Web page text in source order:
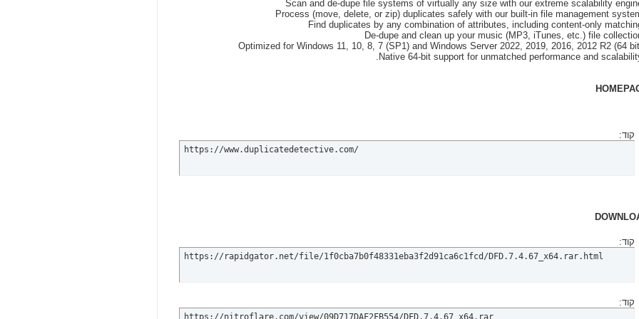
קוד:
https://www.duplicatedetective.com/
קוד:
https://rapidgator.net/file/1f0cba7b0f48331eba3f2d91ca6c1fcd/DFD.7.4.67_x64.rar.html
קוד: